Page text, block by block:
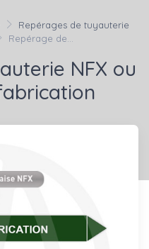
Repérages de tuyauterie
Repérage de...
NFX ou